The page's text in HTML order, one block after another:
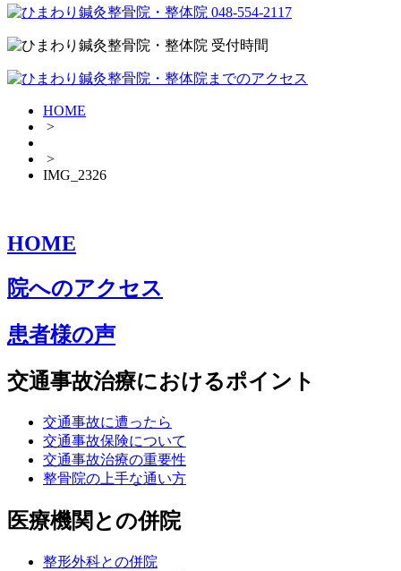
HOME
>
>
IMG_2326
HOME
院へのアクセス
患者様の声
交通事故治療におけるポイント
交通事故に遭ったら
交通事故保険について
交通事故治療の重要性
整骨院の上手な通い方
医療機関との併院
整形外科との併院